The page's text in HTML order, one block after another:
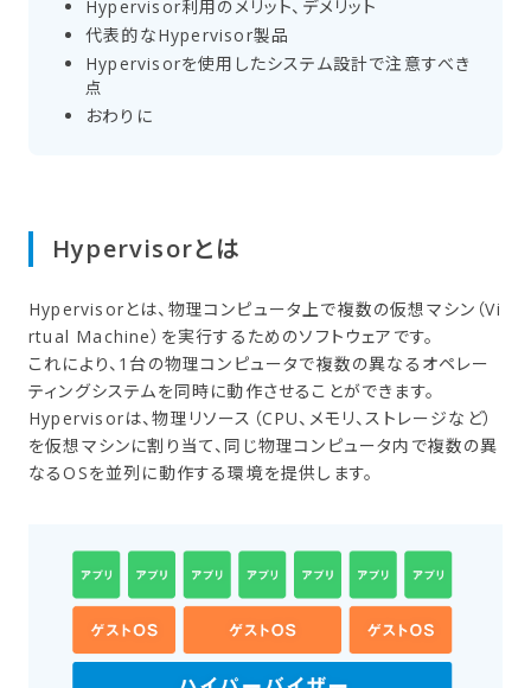
Hypervisor利用の​メリット、​デメリット
代表的な​Hypervisor製品
Hypervisorを​使用した​システム設計で​注意すべき
点
おわりに
Hypervisorとは
Hypervisorとは、物理コンピュータ上で複数の仮想マシン（Vi
rtual Machine）を実行するためのソフトウェアです。
これにより、1台の物理コンピュータで複数の異なるオペレー
ティングシステムを同時に動作させることができます。
Hypervisorは、物理リソース（CPU、メモリ、ストレージなど）
を仮想マシンに割り当て、同じ物理コンピュータ内で複数の異
なるOSを並列に動作する環境を提供します。